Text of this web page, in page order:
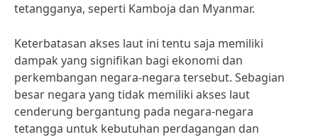
tetangganya, seperti Kamboja dan Myanmar.
Keterbatasan akses laut ini tentu saja memiliki
dampak yang signifikan bagi ekonomi dan
perkembangan negara-negara tersebut. Sebagian
besar negara yang tidak memiliki akses laut
cenderung bergantung pada negara-negara
tetangga untuk kebutuhan perdagangan dan